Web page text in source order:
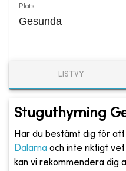
Plats
LISTVY
Stuguthyrning
Har du bestämt dig för
Dalarna och inte riktigt vet
kan vi rekommendera dig